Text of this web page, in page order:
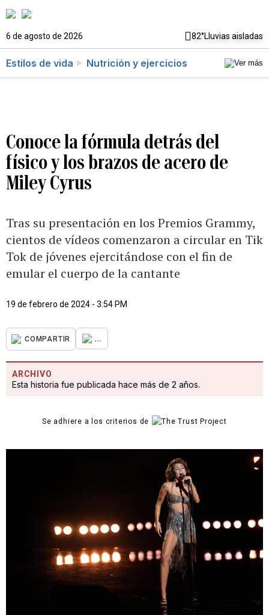
6 de agosto de 2026 82°Lluvias aisladas
Estilos de vida Nutrición y ejercicios
Conoce la fórmula detrás del
físico y los brazos de acero de
Miley Cyrus
Tras su presentación en los Premios Grammy,
cientos de vídeos comenzaron a circular en Tik
Tok de jóvenes ejercitándose con el fin de
emular el cuerpo de la cantante
19 de febrero de 2024 - 3:54 PM
COMPARTIR ...
ARCHIVO
Esta historia fue publicada hace más de 2 años.
Se adhiere a los criterios de